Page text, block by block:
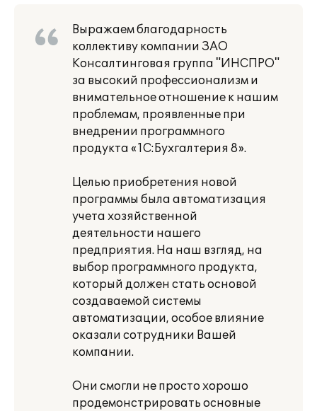
Выражаем благодарность
коллективу компании ЗАО
Консалтинговая группа "ИНСПРО"
за высокий профессионализм и
внимательное отношение к нашим
проблемам, проявленные при
внедрении программного
продукта «1С:Бухгалтерия 8».
Целью приобретения новой
программы была автоматизация
учета хозяйственной
деятельности нашего
предприятия. На наш взгляд, на
выбор программного продукта,
который должен стать основой
создаваемой системы
автоматизации, особое влияние
оказали сотрудники Вашей
компании.
Они смогли не просто хорошо
продемонстрировать основные